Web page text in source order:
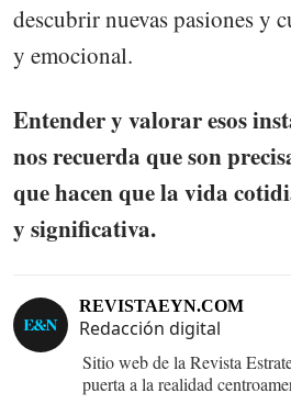
descubrir nuevas pasiones y
y emocional.
Entender y valorar esos
nos recuerda que son
que hacen que la vida
y significativa.
REVISTAEYN.COM
Redacción digital
Sitio web de la Revista
puerta a la realidad